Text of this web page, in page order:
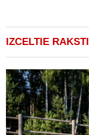
IZCELTIE RAKSTI